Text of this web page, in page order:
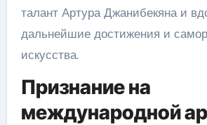
талант Артура Джанибекяна и
дальнейшие достижения и
искусства.
Признание на
международной